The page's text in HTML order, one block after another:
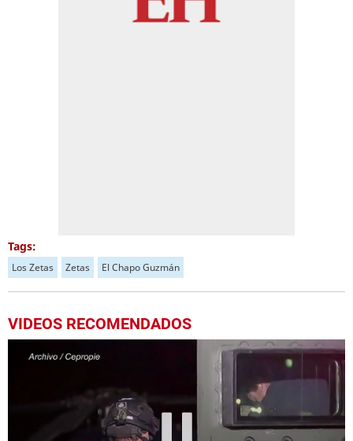
Tags:
Los Zetas Zetas El Chapo Guzmán
VIDEOS RECOMENDADOS